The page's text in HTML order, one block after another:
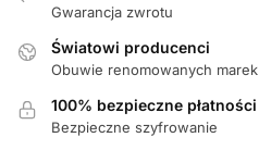
Gwarancja zwrotu
Światowi producenci
Obuwie renomowanych marek
100% bezpieczne płatności
Bezpieczne szyfrowanie